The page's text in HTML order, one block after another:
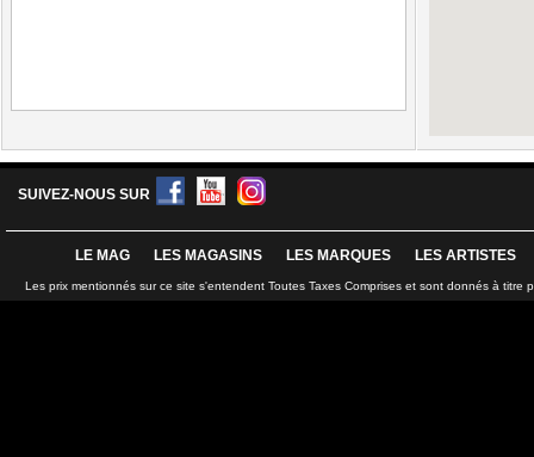
SUIVEZ-NOUS SUR
LE MAG LES MAGASINS LES MARQUES LES ARTISTES
Les prix mentionnés sur ce site s'entendent Toutes Taxes Comprises et sont donnés à